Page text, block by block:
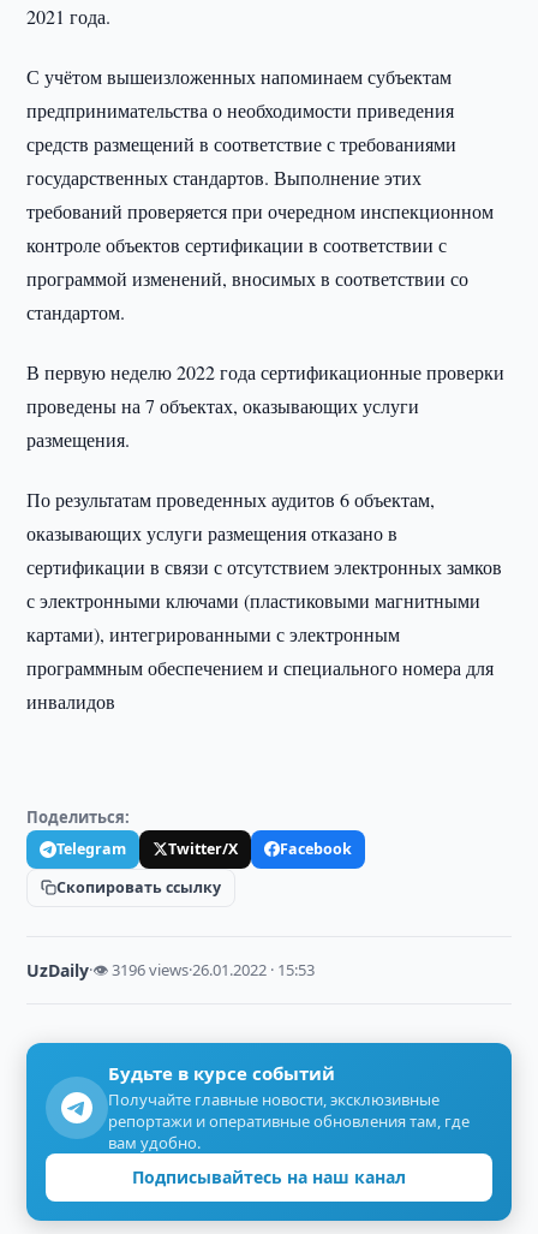
2021 года.
С учётом вышеизложенных напоминаем субъектам
предпринимательства о необходимости приведения
средств размещений в соответствие с требованиями
государственных стандартов. Выполнение этих
требований проверяется при очередном инспекционном
контроле объектов сертификации в соответствии с
программой изменений, вносимых в соответствии со
стандартом.
В первую неделю 2022 года сертификационные проверки
проведены на 7 объектах, оказывающих услуги
размещения.
По результатам проведенных аудитов 6 объектам,
оказывающих услуги размещения отказано в
сертификации в связи с отсутствием электронных замков
с электронными ключами (пластиковыми магнитными
картами), интегрированными с электронным
программным обеспечением и специального номера для
инвалидов
Поделиться:
Telegram Twitter/X
Facebook
Скопировать ссылку
UzDaily·👁 3196 views·26.01.2022 · 15:53
Будьте в курсе событий
Получайте главные новости, эксклюзивные
репортажи и оперативные обновления там, где
вам удобно.
Подписывайтесь на наш канал